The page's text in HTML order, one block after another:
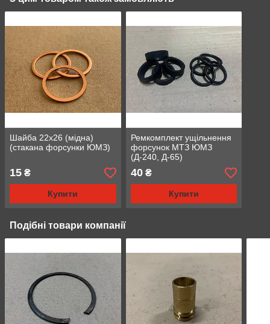
Шайба 22х26 (мідна)
(стакана форсунки ЮМЗ)
15 ₴
Купити
Ремкомплект ущільнення
форсунок МТЗ ЮМЗ
(Д-240, Д-65)
40₴
Купити
Подібні товари компанії